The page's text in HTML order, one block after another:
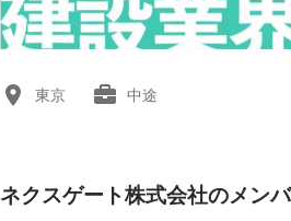
東京 中途
ネクスゲート株式会社のメン